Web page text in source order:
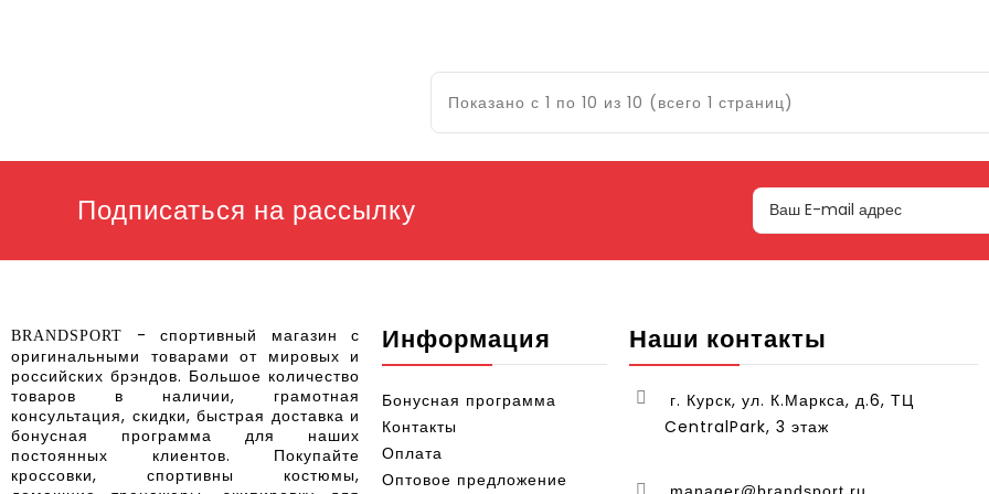
Показано с 1 по 10 из 10 (всего 1 страниц)
Подписаться на рассылку
BRANDSPORT
- спортивный магазин с
оригинальными товарами от мировых и
российских брэндов. Большое количество
товаров в наличии, грамотная
консультация, скидки, быстрая доставка и
бонусная программа для наших
постоянных клиентов. Покупайте
кроссовки, спортивны костюмы,
Информация
Бонусная программа
Контакты
Оплата
Оптовое предложение
Наши контакты
г. Курск, ул. К.Маркса, д.6, ТЦ
CentralPark, 3 этаж
manager@brandsport.ru